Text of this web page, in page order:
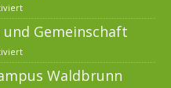
Gemeinschaft
Waldbrunn